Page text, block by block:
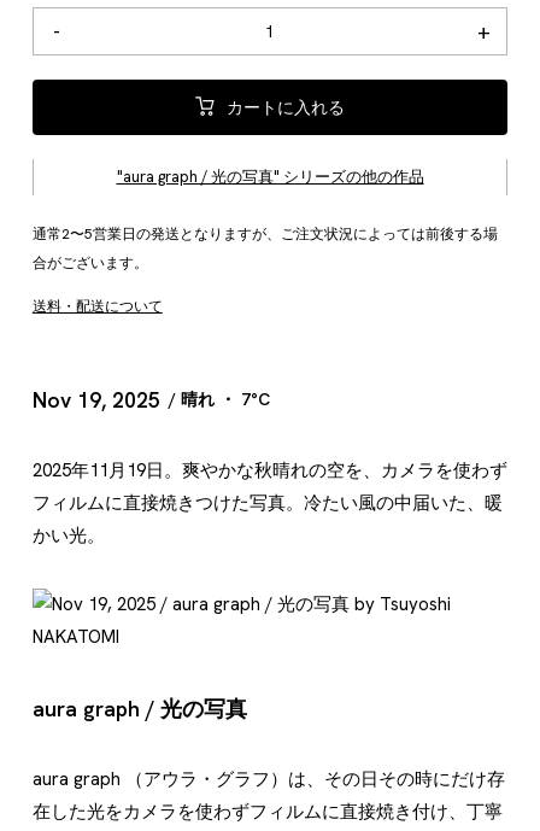
+
19,
2025
-
カートに入れる
"aura graph / 光の写真" シリーズの他の作品
通常2〜5営業日の発送となりますが、ご注文状況によっては前後する場
合がございます。
送料・配送について
Nov 19, 2025 / 晴れ ・ 7°C
2025年11月19日。爽やかな秋晴れの空を、カメラを使わず
フィルムに直接焼きつけた写真。冷たい風の中届いた、暖
かい光。
aura graph / 光の写真
aura graph （アウラ・グラフ）は、その日その時にだけ存
在した光をカメラを使わずフィルムに直接焼き付け、丁寧